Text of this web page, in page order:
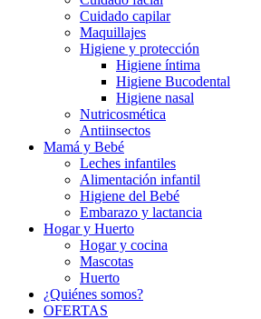
Cuidado capilar
Maquillajes
Higiene y protección
Higiene íntima
Higiene Bucodental
Higiene nasal
Nutricosmética
Antiinsectos
Mamá y Bebé
Leches infantiles
Alimentación infantil
Higiene del Bebé
Embarazo y lactancia
Hogar y Huerto
Hogar y cocina
Mascotas
Huerto
¿Quiénes somos?
OFERTAS